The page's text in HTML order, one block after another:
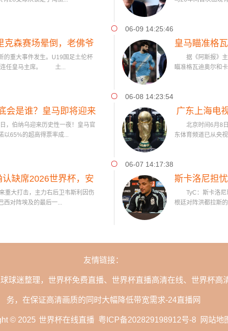
克森赛场晕倒，老佛爷
席
重大事件发生。U19国足土伦杯
连任皇马主席。 土...
06-09 14:25:46
皇马瞄准格
据《阿斯报》主
瞄准格瓦迪奥尔和
会是谁？皇马即将迎来
价球
伯纳乌迎来历史性一夜！皇马官
以65%的超高得票率成...
06-08 14:23:54
广东上海电
北京时间6月8日
东体育频道已从央
缺席2026世界杯，安
回应
大打击，主力右后卫韦斯利因伤
西对阵埃及的最后一...
06-07 14:17:38
斯卡洛尼担
TyC：斯卡洛尼
根廷对阵洪都拉斯
友情链接：
球迷整理，世界杯免费直播、世界杯直播高清在线、世界杯
务，在保证高清画质的同时大幅降低带宽需求-24直播网
© 2025 世界杯在线直播 粤ICP备202829198912号-8 网站地